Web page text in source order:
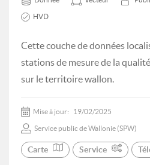
HVD
Cette couche de données
stations de mesure de la
sur le territoire wallon.
Mise à jour: 19/02/2025
Service public de Wallonie (SPW)
Carte Service